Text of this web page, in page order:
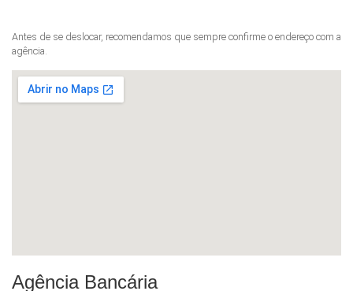
Antes de se deslocar, recomendamos que sempre confirme o endereço com a
agência.
Agência Bancária